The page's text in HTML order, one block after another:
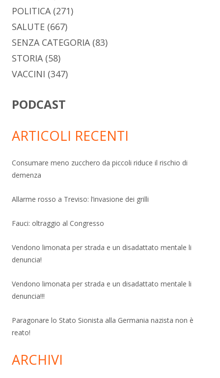
POLITICA(271)
SALUTE (667)
SENZA CATEGORIA(83)
STORIA(58)
VACCINI (347)
PODCAST
ARTICOLI RECENTI
Consumare meno zucchero da piccoli riduce il rischio di
demenza
Allarme rosso a Treviso: l’invasione dei grilli
Fauci: oltraggio al Congresso
Vendono limonata per strada e un disadattato mentale li
denuncia!
Vendono limonata per strada e un disadattato mentale li
denuncia!!!
Paragonare lo Stato Sionista alla Germania nazista non è
reato!
ARCHIVI